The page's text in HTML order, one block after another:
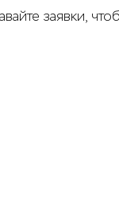
заявки,